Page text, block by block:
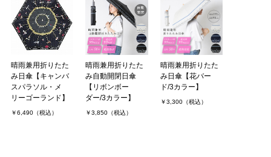
晴雨兼用折りたた
み日傘【キャンバ
スパラソル・メ
リーゴーランド】
￥6,490（税込）
晴雨兼用折りたた
み自動開閉日傘
【リボンボー
ダー/3カラー】
￥3,850（税込）
晴雨兼用折りたた
み日傘【花バー
ド/3カラー】
￥3,300（税込）